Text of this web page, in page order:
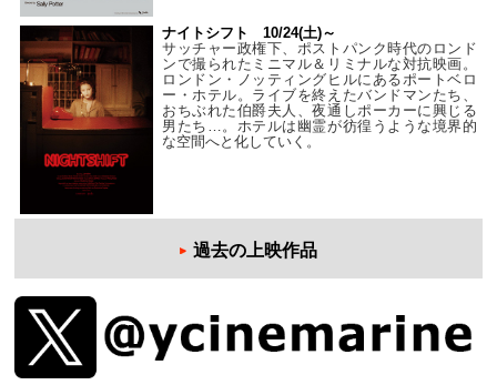
ナイトシフト 10/24(土)～
サッチャー政権下、ポストパンク時代のロンド
ンで撮られたミニマル＆リミナルな対抗映画。
ロンドン・ノッティングヒルにあるポートベロ
ー・ホテル。ライブを終えたバンドマンたち、
おちぶれた伯爵夫人、夜通しポーカーに興じる
男たち…。ホテルは幽霊が彷徨うような境界的
な空間へと化していく。
過去の上映作品